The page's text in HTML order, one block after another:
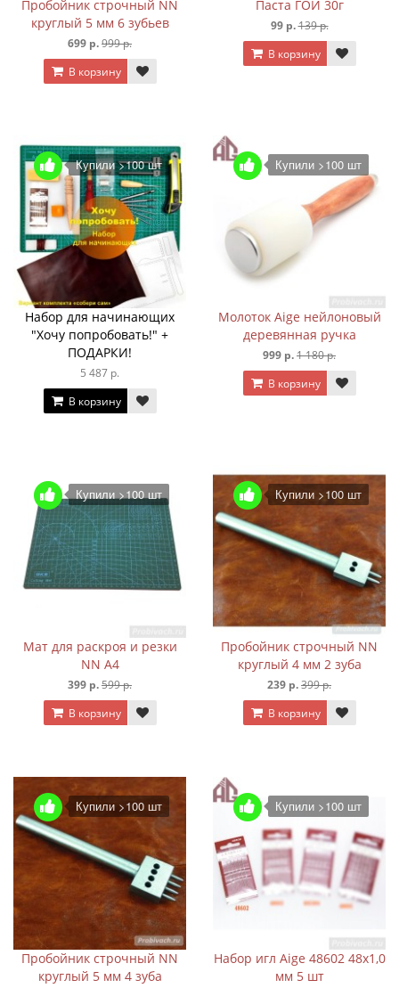
Пробойник строчный NN
круглый 5 мм 6 зубьев
699 р.999 р.
В корзину
Паста ГОИ 30г
99 р.139 р.
В корзину
Купили >100 шт
Набор для начинающих
"Хочу попробовать!" +
ПОДАРКИ!
5 487 р.
В корзину
Купили >100 шт
Молоток Aige нейлоновый
деревянная ручка
999 р.1 180 р.
В корзину
Купили >100 шт
Мат для раскроя и резки
NN А4
399 р.599 р.
В корзину
Купили >100 шт
Пробойник строчный NN
круглый 4 мм 2 зуба
239 р.399 р.
В корзину
Купили >100 шт
Пробойник строчный NN
круглый 5 мм 4 зуба
Купили >100 шт
Набор игл Aige 48602 48х1,0
мм 5 шт